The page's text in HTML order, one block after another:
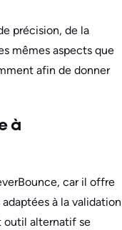
précision, de la
mêmes aspects que
afin de donner
à
car il offre
à la validation
outil alternatif se